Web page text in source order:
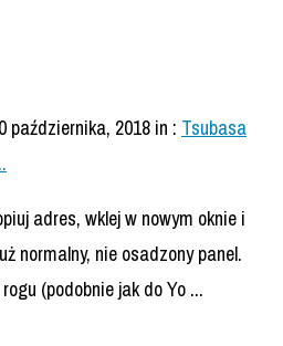
października, 2018 in : Tsubasa
adres, wklej w nowym oknie i
normalny, nie osadzony panel.
(podobnie jak do Yo ...